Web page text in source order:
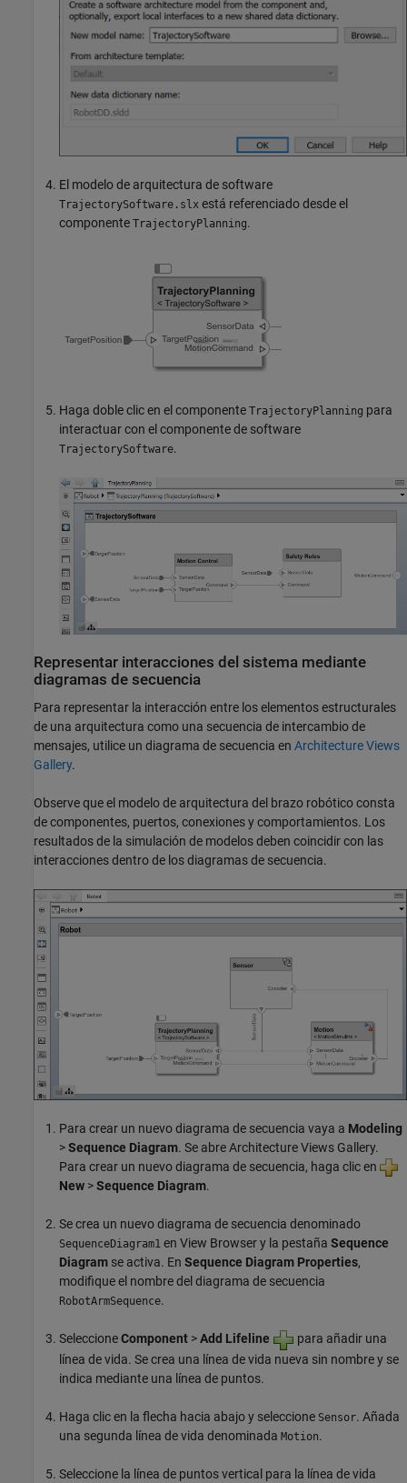
El modelo de arquitectura de software
TrajectorySoftware.slx está referenciado desde el
componente TrajectoryPlanning.
Haga doble clic en el componente TrajectoryPlanning para
interactuar con el componente de software
TrajectorySoftware.
Representar interacciones del sistema mediante
diagramas de secuencia
Para representar la interacción entre los elementos estructurales
de una arquitectura como una secuencia de intercambio de
mensajes, utilice un diagrama de secuencia en Architecture Views
Gallery.
Observe que el modelo de arquitectura del brazo robótico consta
de componentes, puertos, conexiones y comportamientos. Los
resultados de la simulación de modelos deben coincidir con las
interacciones dentro de los diagramas de secuencia.
Para crear un nuevo diagrama de secuencia vaya a Modeling
>Sequence Diagram. Se abreArchitecture Views Gallery.
Para crear un nuevo diagrama de secuencia, haga clic en
New >Sequence Diagram.
Se crea un nuevo diagrama de secuencia denominado
SequenceDiagram1 en View Browser y la pestaña Sequence
Diagram se activa. En Sequence Diagram Properties,
modifique el nombre del diagrama de secuencia
RobotArmSequence.
SeleccioneComponent >Add Lifeline
para añadir una
línea de vida. Se crea una línea de vida nueva sin nombre y se
indica mediante una línea de puntos.
Haga clic en la flecha hacia abajo y seleccione Sensor. Añada
una segunda línea de vida denominada Motion.
Seleccione la línea de puntos vertical para la línea de vida